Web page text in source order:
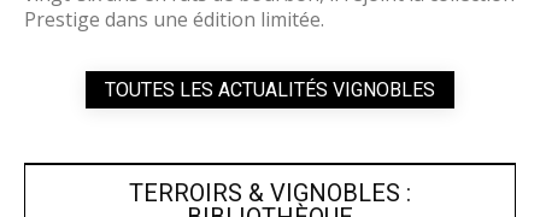
Prestige dans une édition limitée.
TOUTES LES ACTUALITÉS VIGNOBLES
TERROIRS & VIGNOBLES :